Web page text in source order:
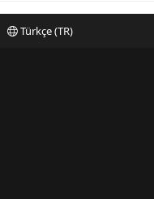
Türkçe (TR)